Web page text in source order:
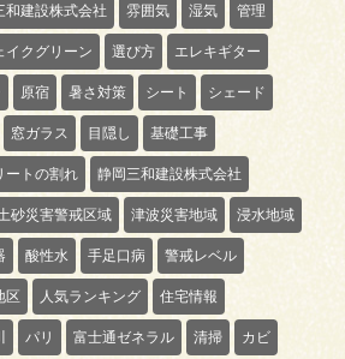
和建設株式会社 雰囲気 湿気 管理
イクグリーン 選び方 エレキギター
原宿 暑さ対策 シート シェード
窓ガラス 目隠し 基礎工事
ートの割れ 静岡三和建設株式会社
砂災害警戒区域 津波災害地域 浸水地域
酸性水 手足口病 警戒レベル
区 人気ランキング 住宅情報
パリ 富士通ゼネラル 清掃 カビ